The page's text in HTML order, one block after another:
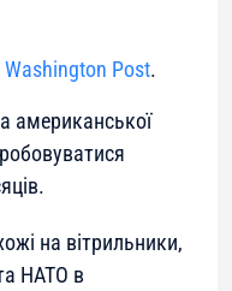
Washington Post.
американської
на вітрильники,
НАТО в